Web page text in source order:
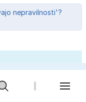
nepravilnosti'?